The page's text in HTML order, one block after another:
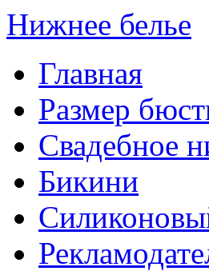
Нижнее белье
Главная
Размер
Свадебное
Бикини